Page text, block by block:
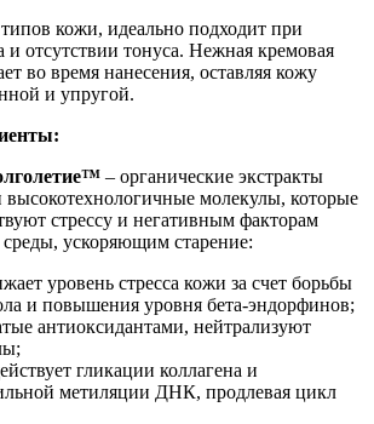
кожи, идеально подходит при
и отсутствии тонуса. Нежная кремовая
во время нанесения, оставляя кожу
и упругой.
– органические экстракты
высокотехнологичные молекулы, которые
стрессу и негативным факторам
ускоряющим старение:
уровень стресса кожи за счет борьбы
и повышения уровня бета-эндорфинов;
антиоксидантами, нейтрализуют
гликации коллагена и
метиляции ДНК, продлевая цикл